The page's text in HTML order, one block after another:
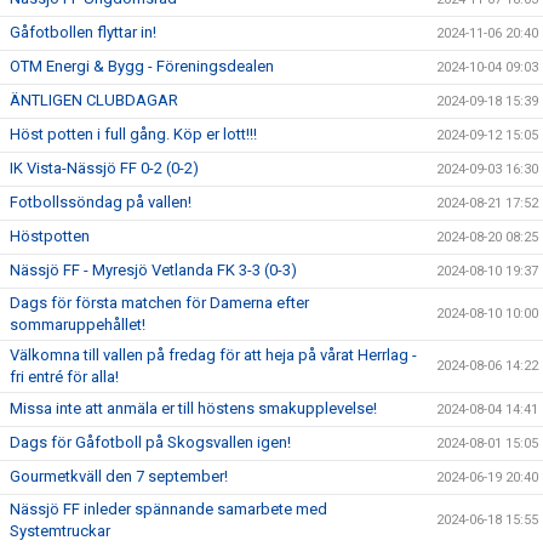
Gåfotbollen flyttar in! 2024-11-06 20:40
OTM Energi & Bygg - Föreningsdealen 2024-10-04 09:03
ÄNTLIGEN CLUBDAGAR 2024-09-18 15:39
Höst potten i full gång. Köp er lott!!! 2024-09-12 15:05
IK Vista-Nässjö FF 0-2 (0-2) 2024-09-03 16:30
Fotbollssöndag på vallen! 2024-08-21 17:52
Höstpotten 2024-08-20 08:25
Nässjö FF - Myresjö Vetlanda FK 3-3 (0-3) 2024-08-10 19:37
Dags för första matchen för Damerna efter
sommaruppehållet!
2024-08-10 10:00
Välkomna till vallen på fredag för att heja på vårat Herrlag -
fri entré för alla!
2024-08-06 14:22
Missa inte att anmäla er till höstens smakupplevelse! 2024-08-04 14:41
Dags för Gåfotboll på Skogsvallen igen! 2024-08-01 15:05
Gourmetkväll den 7 september! 2024-06-19 20:40
Nässjö FF inleder spännande samarbete med
Systemtruckar
2024-06-18 15:55